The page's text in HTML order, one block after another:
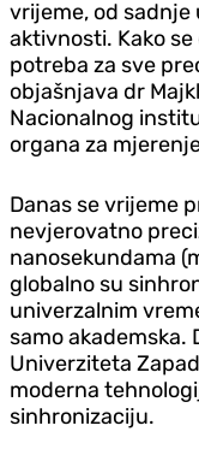
vrijeme, od
aktivnosti. Kako
potreba za sve
objašnjava dr
Nacionalnog
organa za
Danas se vrijeme
nevjerovatno
nanosekundama
globalno su
univerzalnim
samo akademska.
Univerziteta
moderna
sinhronizaciju.